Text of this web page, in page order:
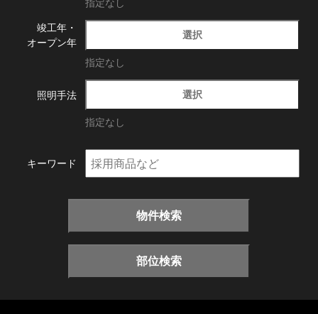
竣工年・
オープン年
選択
指定なし
照明手法 選択
指定なし
キーワード
物件検索
部位検索